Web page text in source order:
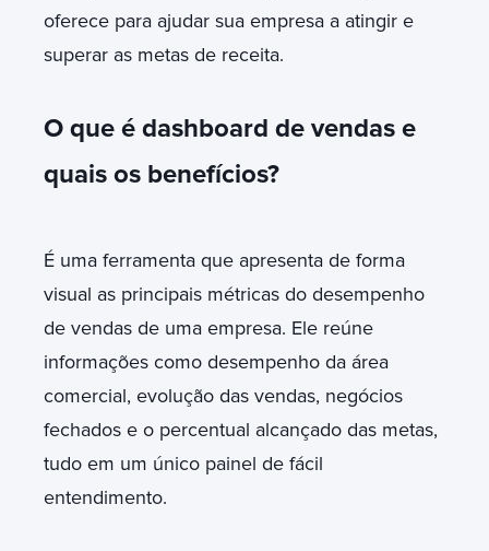
oferece para ajudar sua empresa a atingir e
superar as metas de receita.
O que é dashboard de vendas e
quais os benefícios?
É uma ferramenta que apresenta de forma
visual as principais métricas do desempenho
de vendas de uma empresa. Ele reúne
informações como desempenho da área
comercial, evolução das vendas, negócios
fechados e o percentual alcançado das metas,
tudo em um único painel de fácil
entendimento.